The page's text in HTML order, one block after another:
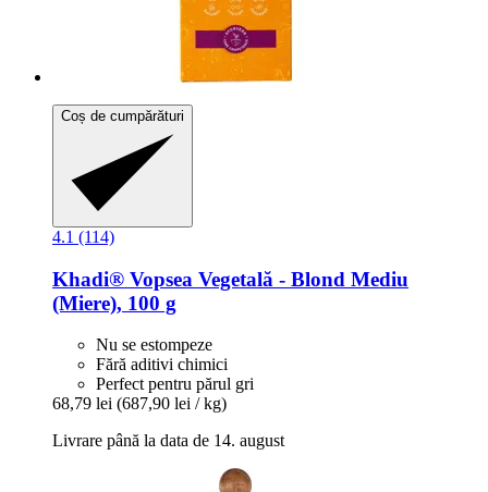
Coș de cumpărături
4.1 (114)
Khadi® Vopsea Vegetală -​ Blond Mediu
(Miere), 100 g
Nu se estompeze
Fără aditivi chimici
Perfect pentru părul gri
68,79 lei (687,90 lei / kg)
Livrare până la data de 14. august